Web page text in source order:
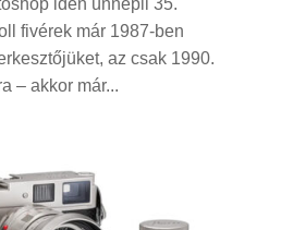
fivérek már 1987-ben
az csak 1990.
– akkor már...